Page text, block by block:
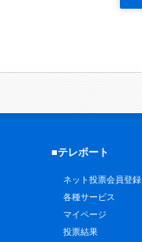
■テレボート
ネット投票会員登録
各種サービス
マイページ
投票結果